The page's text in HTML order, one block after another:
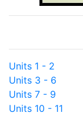
Units 1 - 2
Units 3 - 6
Units 7 - 9
Units 10 - 11